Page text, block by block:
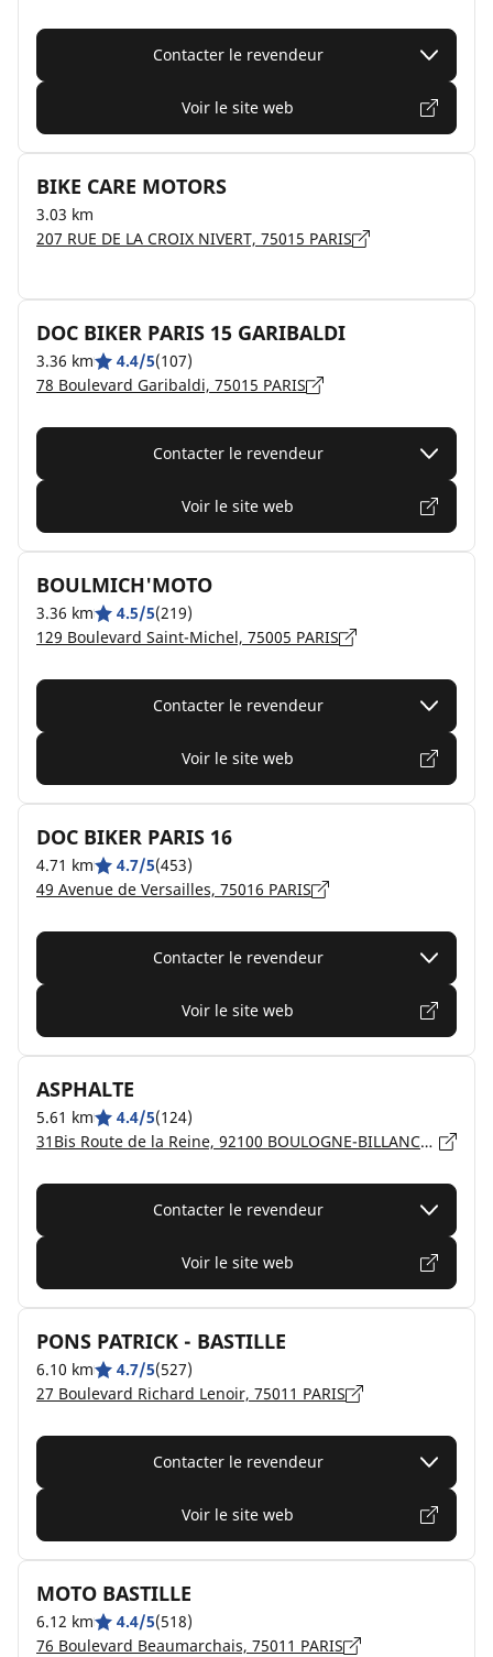
Contacter le revendeur
Voir le site web
BIKE CARE MOTORS
3.03 km
207 RUE DE LA CROIX NIVERT, 75015 PARIS
DOC BIKER PARIS 15 GARIBALDI
3.36 km 4.4/5(107)
78 Boulevard Garibaldi, 75015 PARIS
Contacter le revendeur
Voir le site web
BOULMICH'MOTO
3.36 km 4.5/5(219)
129 Boulevard Saint-Michel, 75005 PARIS
Contacter le revendeur
Voir le site web
DOC BIKER PARIS 16
4.71 km 4.7/5(453)
49 Avenue de Versailles, 75016 PARIS
Contacter le revendeur
Voir le site web
ASPHALTE
5.61 km 4.4/5(124)
31Bis Route de la Reine, 92100 BOULOGNE-BILLANCOURT
Contacter le revendeur
Voir le site web
PONS PATRICK - BASTILLE
6.10 km 4.7/5(527)
27 Boulevard Richard Lenoir, 75011 PARIS
Contacter le revendeur
Voir le site web
MOTO BASTILLE
6.12 km 4.4/5(518)
76 Boulevard Beaumarchais, 75011 PARIS